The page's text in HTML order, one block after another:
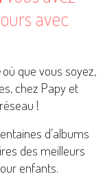
avec
où que vous soyez,
chez Papy et
!
d’albums
des meilleurs
enfants.